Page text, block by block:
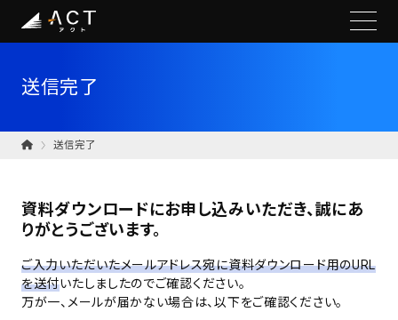
送信完了
送信完了
資料ダウンロードにお申し込みいただき、誠にあ
りがとうございます。
ご入力いただいたメールアドレス宛に資料ダウンロード用のURL
を送付いたしましたのでご確認ください。
万が一、メールが届かない場合は、以下をご確認ください。